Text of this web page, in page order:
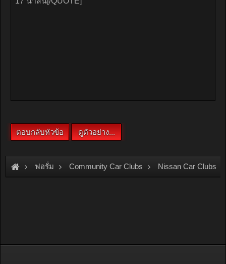
ฟอรั่ม Community Car Clubs Nissan Car Clubs